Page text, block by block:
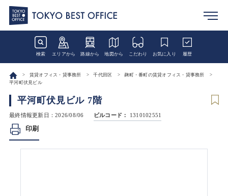
検索 エリアから 路線から 地図から こだわり お気に入り 履歴
賃貸オフィス・貸事務所 千代田区
麹町・番町の賃貸オフィス・貸事務所
平河町伏見ビル
平河町伏見ビル 7階
最終情報更新日：2026/08/06 ビルコード： 1310102551
印刷